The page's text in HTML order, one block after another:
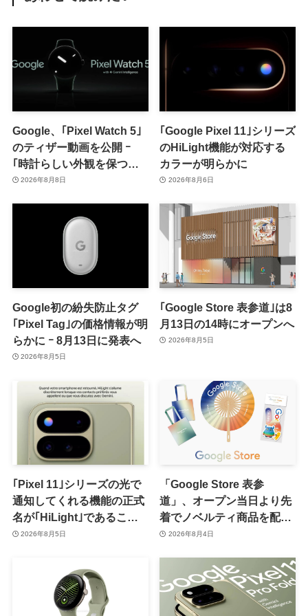
Google、｢Pixel Watch 5｣
のティザー動画を公開 ｰ
｢時計らしい外観を保つ品
格｣をアピール
2026年8月8日
｢Google Pixel 11｣シリーズ
のHiLight機能が対応する
カラーが明らかに
2026年8月6日
Google初の紛失防止タグ
｢Pixel Tag｣の価格情報が明
らかに ｰ 8月13日に発表へ
2026年8月5日
｢Google Store 表参道｣は8
月13日の14時にオープンへ
2026年8月5日
｢Pixel 11｣シリーズの光で
通知してくれる機能の正式
名が｢HiLight｣であること
が確認される
2026年8月5日
「Google Store 表参
道」、オープン当日より先
着でノベルティ商品を配布
へ2026年8月4日